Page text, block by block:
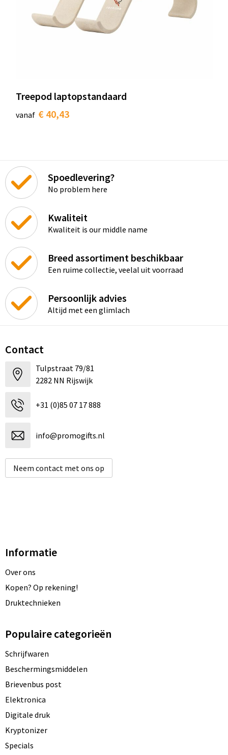
Treepod laptopstandaard
vanaf € 40,43
Spoedlevering?
No problem here
Kwaliteit
Kwaliteit is our middle name
Breed assortiment beschikbaar
Een ruime collectie, veelal uit voorraad
Persoonlijk advies
Altijd met een glimlach
Contact
Tulpstraat 79/81
2282 NN Rijswijk
+31 (0)85 07 17 888
info@promogifts.nl
Neem contact met ons op
Informatie
Over ons
Kopen? Op rekening!
Druktechnieken
Populaire categorieën
Schrijfwaren
Beschermingsmiddelen
Brievenbus post
Elektronica
Digitale druk
Kryptonizer
Specials